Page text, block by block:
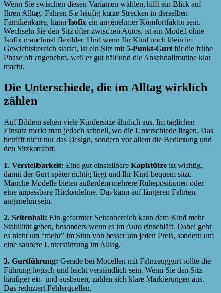
Wenn Sie zwischen diesen Varianten wählen, hilft ein Blick auf
Ihren Alltag. Fahren Sie häufig kurze Strecken in derselben
Familienkarre, kann Isofix ein angenehmer Komfortfaktor sein.
Wechseln Sie den Sitz öfter zwischen Autos, ist ein Modell ohne
Isofix manchmal flexibler. Und wenn Ihr Kind noch klein im
Gewichtsbereich startet, ist ein Sitz mit 5-Punkt-Gurt für die frühe
Phase oft angenehm, weil er gut hält und die Anschnallroutine klar
macht.
Die Unterschiede, die im Alltag wirklich
zählen
Auf Bildern sehen viele Kindersitze ähnlich aus. Im täglichen
Einsatz merkt man jedoch schnell, wo die Unterschiede liegen. Das
betrifft nicht nur das Design, sondern vor allem die Bedienung und
den Sitzkomfort.
1. Verstellbarkeit: Eine gut einstellbare Kopfstütze ist wichtig,
damit der Gurt später richtig liegt und Ihr Kind bequem sitzt.
Manche Modelle bieten außerdem mehrere Ruhepositionen oder
eine anpassbare Rückenlehne. Das kann auf längeren Fahrten
angenehm sein.
2. Seitenhalt: Ein geformter Seitenbereich kann dem Kind mehr
Stabilität geben, besonders wenn es im Auto einschläft. Dabei geht
es nicht um “mehr” im Sinn von besser um jeden Preis, sondern um
eine saubere Unterstützung im Alltag.
3. Gurtführung: Gerade bei Modellen mit Fahrzeuggurt sollte die
Führung logisch und leicht verständlich sein. Wenn Sie den Sitz
häufiger ein- und ausbauen, zahlen sich klare Markierungen aus.
Das reduziert Fehlerquellen.